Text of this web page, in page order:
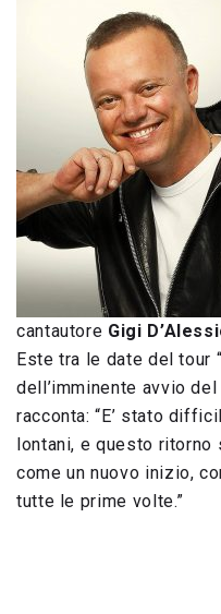
cantautore Gigi
Este tra le date del tour
dell’imminente avvio
racconta: “E’ stato
lontani, e questo
come un nuovo inizio,
tutte le prime volte.”